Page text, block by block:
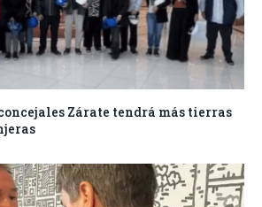
Zárate tendrá más tierras